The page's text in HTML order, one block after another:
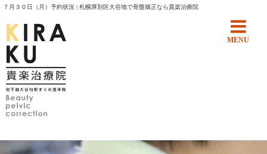
７月３０日（月）予約状況 | 札幌厚別区大谷地で骨盤矯正なら貴楽治療院
MENU